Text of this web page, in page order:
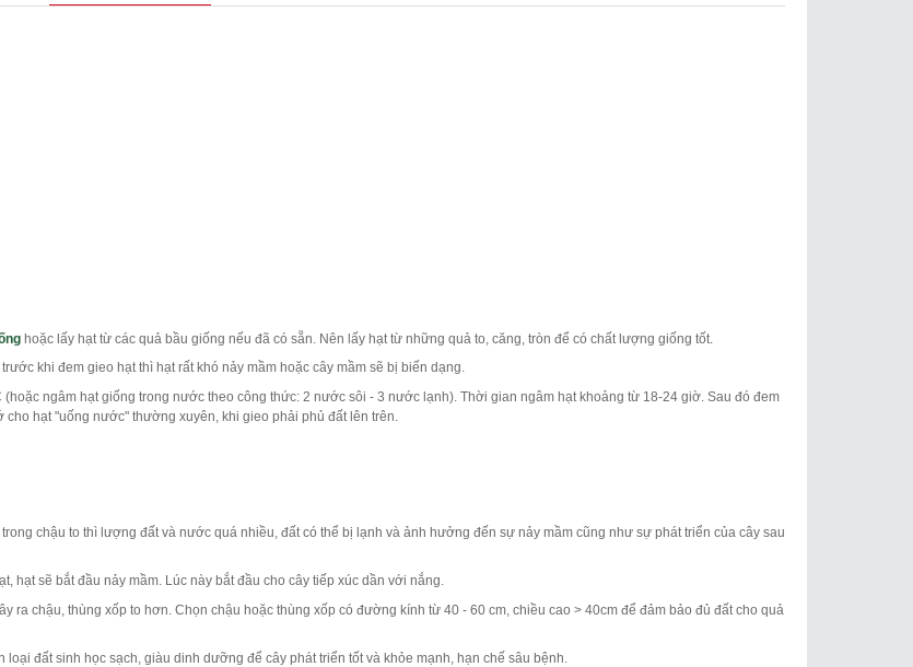
hoặc lấy hạt từ các quả bầu giống nếu đã có sẵn. Nên lấy hạt từ những quả to, căng, tròn để có chất lượng giống tốt.
khi đem gieo hạt thì hạt rất khó nảy mầm hoặc cây mầm sẽ bị biến dạng.
ngâm hạt giống trong nước theo công thức: 2 nước sôi - 3 nước lạnh). Thời gian ngâm hạt khoảng từ 18-24 giờ. Sau đó đem
hạt "uống nước" thường xuyên, khi gieo phải phủ đất lên trên.
chậu to thì lượng đất và nước quá nhiều, đất có thể bị lạnh và ảnh hưởng đến sự nảy mầm cũng như sự phát triển của cây sau
hạt sẽ bắt đầu nảy mầm. Lúc này bắt đầu cho cây tiếp xúc dần với nắng.
ra chậu, thùng xốp to hơn. Chọn chậu hoặc thùng xốp có đường kính từ 40 - 60 cm, chiều cao > 40cm để đảm bảo đủ đất cho quả
đất sinh học sạch, giàu dinh dưỡng để cây phát triển tốt và khỏe mạnh, hạn chế sâu bệnh.